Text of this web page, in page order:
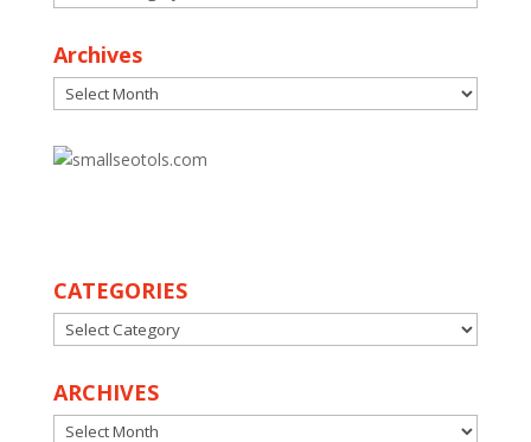
Archives
Archives
CATEGORIES
CATEGORIES
ARCHIVES
ARCHIVES